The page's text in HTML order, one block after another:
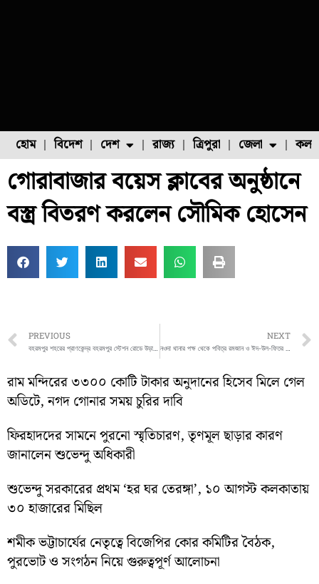
হোম বিদেশ দেশ
ফুল চাষ ফল চাষ মাছ চাষ পোল্ট্রি চাষ
রাজ্য ত্রিপুরা জেলা
উত্তর ২৪ পরগনা
গোরাবাজার বয়েস ক্লাবের অনুষ্ঠানে
বস্ত্র বিতরণ করলেন সৌমিক হোসেন
Prev
PREVIOUS
বহরমপুর শহরের প্রাণকেন্দ্র বহরমপুর স্টেশন রোডে উড়াল পুলের কাজ সরোজমিনে তদন্ত করলেন মুর্শিদাবাদের জেলাশাসক ড:পি উল্গানাথন ও মহকুমাশাসক দিব্যনারায়ণ চ্যাটার্জী
NEXT
নওদা থানার পক্ষ থেকে পবিত্র রমজান ও ঈদ-উল-ফিতর এর প্রতি শুভেচ্ছা জানানোর জন্য একটি ইফতার মজলিসের আয়োজন করা হয় বুধবার
রাম মন্দিরের ৩৩০০ কোটি টাকার অনুদানের হিসেব মিলে গেল
অডিটে, নগদ গোনার সময় চুরির দাবি
ফিরহাদদের সামনে পুরনো স্মৃতিচারণ, তৃণমূল ছাড়ার কারণ
জানালেন শুভেন্দু অধিকারী
শুভেন্দু সরকারের প্রথম ‘হর ঘর তেরঙ্গা’, ১০ আগস্ট কলকাতায়
৩০ হাজারের মিছিল
শমীক ভট্টাচার্যের নেতৃত্বে বিজেপির কোর কমিটির বৈঠক,
পুরভোট ও সংগঠন নিয়ে গুরুত্বপূর্ণ আলোচনা